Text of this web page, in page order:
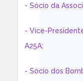
- Sócio da
- Vice-
A25A;
- Sócio dos